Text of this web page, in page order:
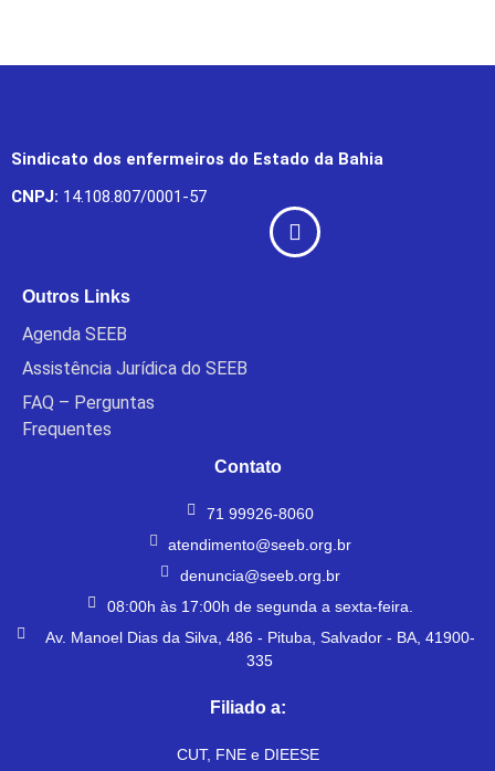
Sindicato dos enfermeiros do Estado da Bahia
CNPJ: 14.108.807/0001-57
Outros Links
Agenda SEEB
Assistência Jurídica do SEEB
FAQ – Perguntas
Frequentes
Contato
71 99926-8060
atendimento@seeb.org.br
denuncia@seeb.org.br
08:00h às 17:00h de segunda a sexta-feira.
Av. Manoel Dias da Silva, 486 - Pituba, Salvador - BA, 41900-
335
Filiado a:
CUT, FNE e DIEESE